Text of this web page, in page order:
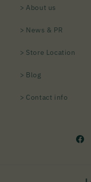
> About us
> News & PR
> Store Location
> Blog
> Contact info